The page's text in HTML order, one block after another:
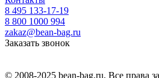
8 495 133-17-19
8 800 1000 994
zakaz@bean-bag.ru
Заказать звонок
© 2008-2025 bean-bag.ru, Все права